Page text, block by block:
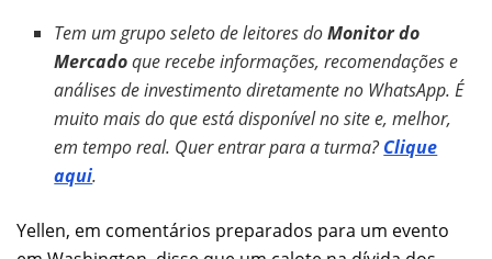
Tem um grupo seleto de leitores doMonitor do
Mercadoque recebe informações, recomendações e
análises de investimento diretamente no WhatsApp. É
muito mais do que está disponível no site e, melhor,
em tempo real. Quer entrar para a turma?Clique
aqui.
Yellen, em comentários preparados para um evento